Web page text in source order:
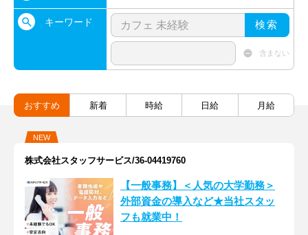
キーワード 検索
含まない
おすすめ 新着 時給 日給 月給
NEW
株式会社スタッフサービス/36-04419760
【一般事務】＜人気の大学勤務＞
外部資金の導入など★当社スタッ
フも就業中！